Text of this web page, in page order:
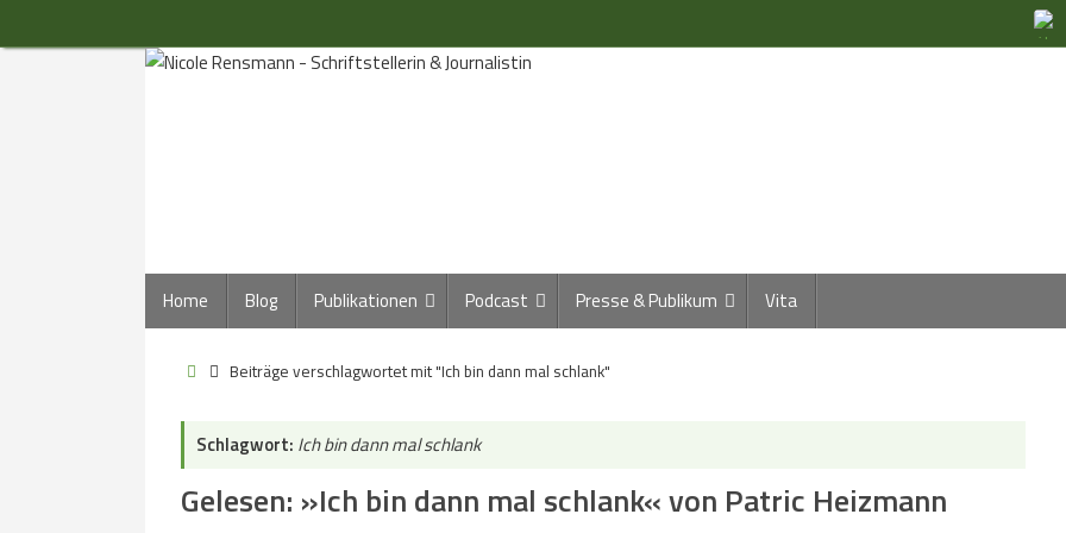
Inhalt
Inhalt
springen
Home Blog Publikationen Podcast Presse & Publikum Vita
StartBeiträge verschlagwortet mit "Ich bin dann mal schlank"
Schlagwort: Ich bin dann mal schlank
Gelesen: »Ich bin dann mal schlank« von Patric Heizmann